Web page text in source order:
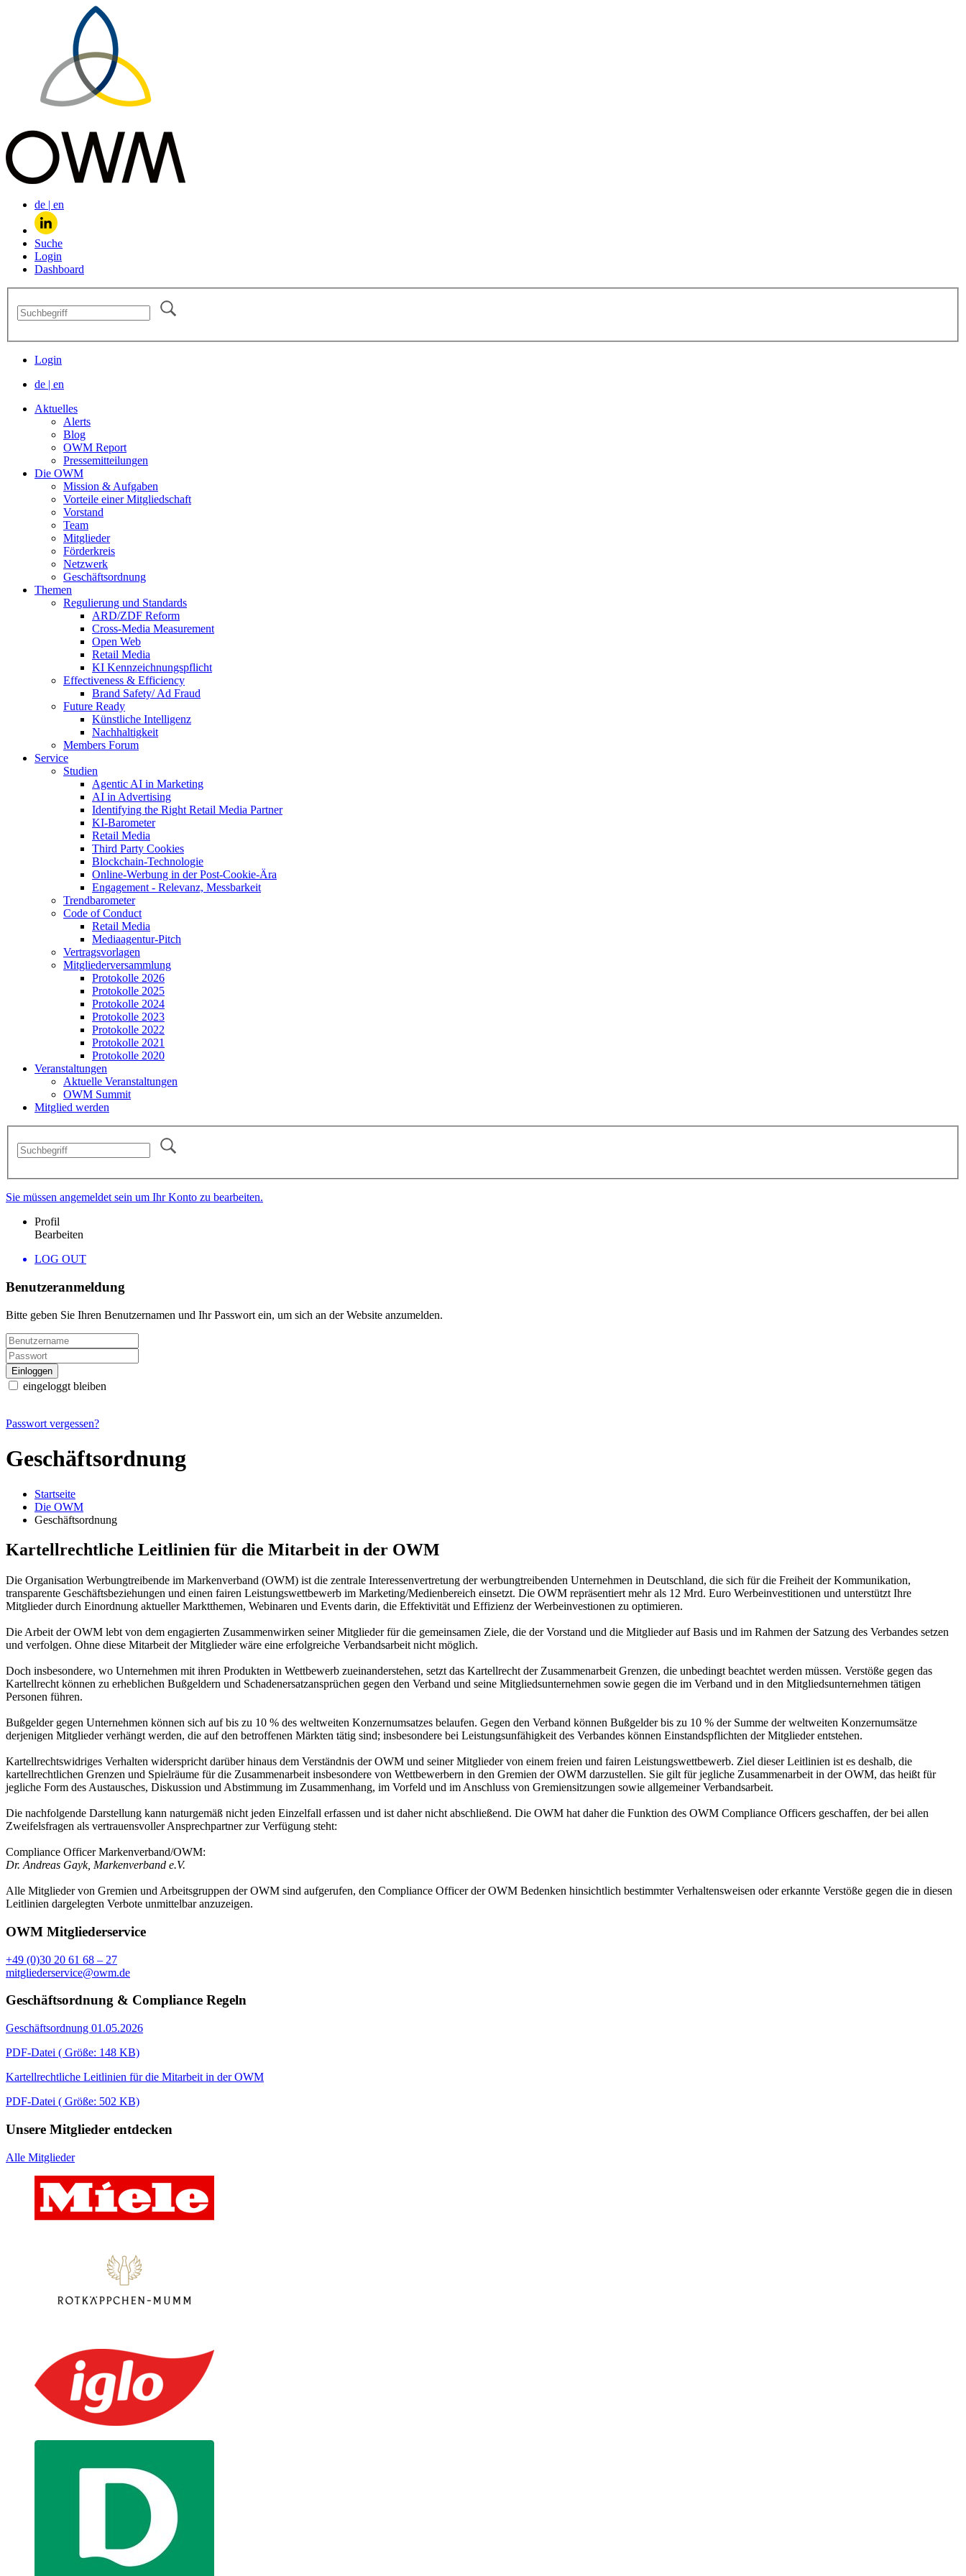
de | en
Suche
Login
Dashboard
Login
de | en
Aktuelles
Alerts
Blog
OWM Report
Pressemitteilungen
Die OWM
Mission & Aufgaben
Vorteile einer Mitgliedschaft
Vorstand
Team
Mitglieder
Förderkreis
Netzwerk
Geschäftsordnung
Themen
Regulierung und Standards
ARD/ZDF Reform
Cross-Media Measurement
Open Web
Retail Media
KI Kennzeichnungspflicht
Effectiveness & Efficiency
Brand Safety/ Ad Fraud
Future Ready
Künstliche Intelligenz
Nachhaltigkeit
Members Forum
Service
Studien
Agentic AI in Marketing
AI in Advertising
Identifying the Right Retail Media Partner
KI-Barometer
Retail Media
Third Party Cookies
Blockchain-Technologie
Online-Werbung in der Post-Cookie-Ära
Engagement - Relevanz, Messbarkeit
Trendbarometer
Code of Conduct
Retail Media
Mediaagentur-Pitch
Vertragsvorlagen
Mitgliederversammlung
Protokolle 2026
Protokolle 2025
Protokolle 2024
Protokolle 2023
Protokolle 2022
Protokolle 2021
Protokolle 2020
Veranstaltungen
Aktuelle Veranstaltungen
OWM Summit
Mitglied werden
Sie müssen angemeldet sein um Ihr Konto zu bearbeiten.
Profil
Bearbeiten
LOG OUT
Benutzeranmeldung
Bitte geben Sie Ihren Benutzernamen und Ihr Passwort ein, um sich an der Website anzumelden.
eingeloggt bleiben
Passwort vergessen?
Geschäftsordnung
Startseite
Die OWM
Geschäftsordnung
Kartellrechtliche Leitlinien für die Mitarbeit in der OWM
Die Organisation Werbungtreibende im Markenverband (OWM) ist die zentrale Interessenvertretung der werbungtreibenden Unternehmen in Deutschland, die sich für die Freiheit der Kommunikation,
transparente Geschäftsbeziehungen und einen fairen Leistungswettbewerb im Marketing/Medienbereich einsetzt. Die OWM repräsentiert mehr als 12 Mrd. Euro Werbeinvestitionen und unterstützt Ihre
Mitglieder durch Einordnung aktueller Marktthemen, Webinaren und Events darin, die Effektivität und Effizienz der Werbeinvestionen zu optimieren.
Die Arbeit der OWM lebt von dem engagierten Zusammenwirken seiner Mitglieder für die gemeinsamen Ziele, die der Vorstand und die Mitglieder auf Basis und im Rahmen der Satzung des Verbandes setzen
und verfolgen. Ohne diese Mitarbeit der Mitglieder wäre eine erfolgreiche Verbandsarbeit nicht möglich.
Doch insbesondere, wo Unternehmen mit ihren Produkten in Wettbewerb zueinanderstehen, setzt das Kartellrecht der Zusammenarbeit Grenzen, die unbedingt beachtet werden müssen. Verstöße gegen das
Kartellrecht können zu erheblichen Bußgeldern und Schadenersatzansprüchen gegen den Verband und seine Mitgliedsunternehmen sowie gegen die im Verband und in den Mitgliedsunternehmen tätigen
Personen führen.
Bußgelder gegen Unternehmen können sich auf bis zu 10 % des weltweiten Konzernumsatzes belaufen. Gegen den Verband können Bußgelder bis zu 10 % der Summe der weltweiten Konzernumsätze
derjenigen Mitglieder verhängt werden, die auf den betroffenen Märkten tätig sind; insbesondere bei Leistungsunfähigkeit des Verbandes können Einstandspflichten der Mitglieder entstehen.
Kartellrechtswidriges Verhalten widerspricht darüber hinaus dem Verständnis der OWM und seiner Mitglieder von einem freien und fairen Leistungswettbewerb. Ziel dieser Leitlinien ist es deshalb, die
kartellrechtlichen Grenzen und Spielräume für die Zusammenarbeit insbesondere von Wettbewerbern in den Gremien der OWM darzustellen. Sie gilt für jegliche Zusammenarbeit in der OWM, das heißt für
jegliche Form des Austausches, Diskussion und Abstimmung im Zusammenhang, im Vorfeld und im Anschluss von Gremiensitzungen sowie allgemeiner Verbandsarbeit.
Die nachfolgende Darstellung kann naturgemäß nicht jeden Einzelfall erfassen und ist daher nicht abschließend. Die OWM hat daher die Funktion des OWM Compliance Officers geschaffen, der bei allen
Zweifelsfragen als vertrauensvoller Ansprechpartner zur Verfügung steht:
Compliance Officer Markenverband/OWM:
Dr. Andreas Gayk, Markenverband e.V.
Alle Mitglieder von Gremien und Arbeitsgruppen der OWM sind aufgerufen, den Compliance Officer der OWM Bedenken hinsichtlich bestimmter Verhaltensweisen oder erkannte Verstöße gegen die in diesen
Leitlinien dargelegten Verbote unmittelbar anzuzeigen.
OWM Mitgliederservice
+49 (0)30 20 61 68 – 27
mitgliederservice@owm.de
Geschäftsordnung & Compliance Regeln
Geschäftsordnung 01.05.2026
PDF-Datei ( Größe: 148 KB)
Kartellrechtliche Leitlinien für die Mitarbeit in der OWM
PDF-Datei ( Größe: 502 KB)
Unsere Mitglieder entdecken
Alle Mitglieder